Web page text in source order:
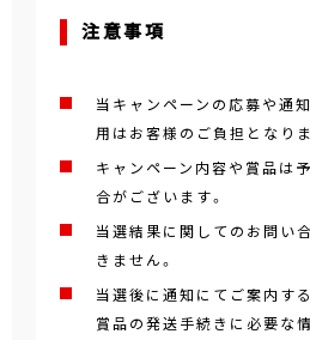
注意事項
当キャンペーンの応募や通
用はお客様のご負担となりま
キャンペーン内容や賞品は
合がございます。
当選結果に関してのお問い
きません。
当選後に通知にてご案内す
賞品の発送手続きに必要な